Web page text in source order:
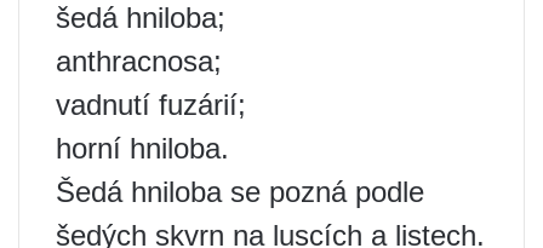
šedá hniloba;
anthracnosa;
vadnutí fuzárií;
horní hniloba.
Šedá hniloba se pozná podle
šedých skvrn na luscích a listech.